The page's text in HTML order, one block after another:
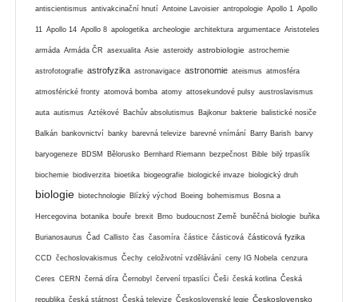
antiscientismus antivakcinační hnutí Antoine Lavoisier antropologie Apollo 1 Apollo
11 Apollo 14 Apollo 8 apologetika archeologie architektura argumentace Aristoteles
armáda Armáda ČR asexualita Asie asteroidy astrobiologie astrochemie
astrofotografie astrofyzika astronavigace astronomie ateismus atmosféra
atmosférické fronty atomová bomba atomy attosekundové pulsy austroslavismus
auta autismus Aztékové Bachův absolutismus Bajkonur bakterie balistické nosiče
Balkán bankovnictví banky barevná televize barevné vnímání Barry Barish barvy
baryogeneze BDSM Bělorusko Bernhard Riemann bezpečnost Bible bilý trpaslík
biochemie biodiverzita bioetika biogeografie biologické invaze biologický druh
biologie biotechnologie Blízký východ Boeing bohemismus Bosna a
Hercegovina botanika bouře brexit Brno budoucnost Země buněčná biologie buňka
Burianosaurus Čad Callisto čas časomíra částice částicová částicová fyzika
CCD čechoslovakismus Čechy celoživotní vzdělávání ceny IG Nobela cenzura
Ceres CERN černá díra Černobyl červení trpaslíci Češi česká kotlina Česká
republika česká státnost Česká televize Československé legie Československo